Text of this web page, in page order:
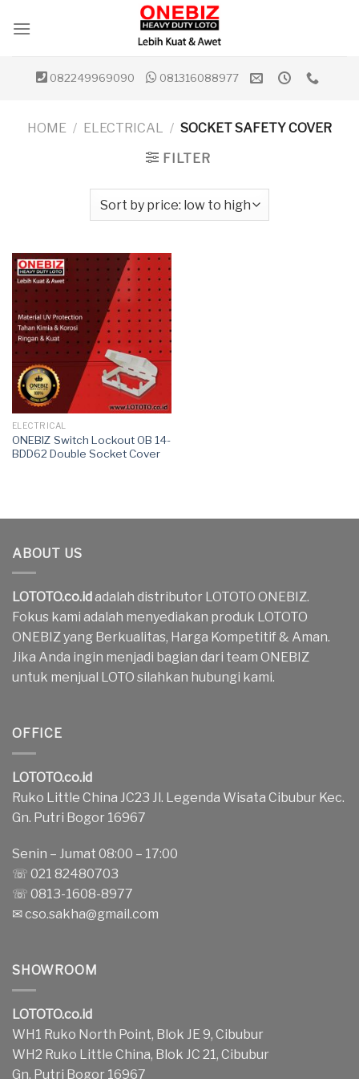
082249969090 081316088977
HOME / ELECTRICAL / SOCKET SAFETY COVER
FILTER
ELECTRICAL
ONEBIZ Switch Lockout OB 14-
BDD62 Double Socket Cover
ABOUT US
LOTOTO.co.id adalah distributor LOTOTO ONEBIZ.
Fokus kami adalah menyediakan produk LOTOTO
ONEBIZ yang Berkualitas, Harga Kompetitif & Aman.
Jika Anda ingin menjadi bagian dari team ONEBIZ
untuk menjual LOTO silahkan hubungi kami.
OFFICE
LOTOTO.co.id
Ruko Little China JC23 Jl. Legenda Wisata Cibubur Kec.
Gn. Putri Bogor 16967
Senin – Jumat 08:00 – 17:00
☏ 021 82480703
☏ 0813-1608-8977
✉cso.sakha@gmail.com
SHOWROOM
LOTOTO.co.id
WH1 Ruko North Point, Blok JE 9, Cibubur
WH2 Ruko Little China, Blok JC 21, Cibubur
Gn. Putri Bogor 16967